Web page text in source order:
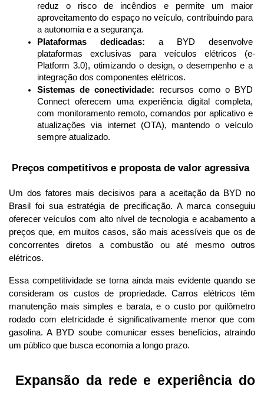
reduz o risco de incêndios e permite um maior
aproveitamento do espaço no veículo, contribuindo para
a autonomia e a segurança.
Plataformas dedicadas: a BYD desenvolve
plataformas exclusivas para veículos elétricos (e-
Platform 3.0), otimizando o design, o desempenho e a
integração dos componentes elétricos.
Sistemas de conectividade: recursos como o BYD
Connect oferecem uma experiência digital completa,
com monitoramento remoto, comandos por aplicativo e
atualizações via internet (OTA), mantendo o veículo
sempre atualizado.
Preços competitivos e proposta de valor agressiva
Um dos fatores mais decisivos para a aceitação da BYD no
Brasil foi sua estratégia de precificação. A marca conseguiu
oferecer veículos com alto nível de tecnologia e acabamento a
preços que, em muitos casos, são mais acessíveis que os de
concorrentes diretos a combustão ou até mesmo outros
elétricos.
Essa competitividade se torna ainda mais evidente quando se
consideram os custos de propriedade. Carros elétricos têm
manutenção mais simples e barata, e o custo por quilômetro
rodado com eletricidade é significativamente menor que com
gasolina. A BYD soube comunicar esses benefícios, atraindo
um público que busca economia a longo prazo.
Expansão da rede e experiência do